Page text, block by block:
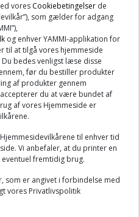
vores Cookiebetingelser de
som gælder for adgang
og enhver YAMMI-applikation for
til at tilgå vores hjemmeside
Du bedes venligst læse disse
før du bestiller produkter
af produkter gennem
du at være bundet af
af vores Hjemmeside er
til enhver tid
Vi anbefaler, at du printer en
fremtidig brug.
som er angivet i forbindelse med
vores Privatlivspolitik